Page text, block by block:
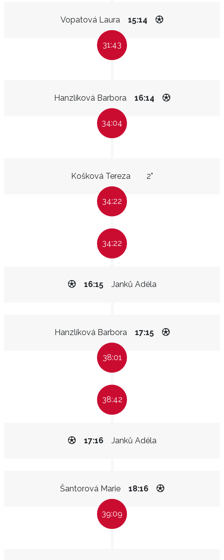
Vopatová Laura 15:14
31:43
Hanzlíková Barbora 16:14
34:04
Košková Tereza 2"
34:22
34:22
Janků Adéla
16:15
Hanzlíková Barbora 17:15
38:01
38:42
Janků Adéla
17:16
Šantorová Marie 18:16
39:09